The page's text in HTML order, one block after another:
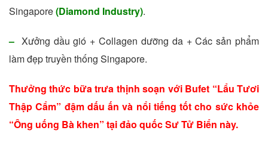
Singapore(Diamond Industry).
– Xưởng dầu gió + Collagen dưỡng da + Các sản phẩm
làm đẹp truyền thống Singapore.
Thưởng thức bữa trưa thịnh soạn với Bufet “Lẩu Tươi
Thập Cẩm” đậm dấu ấn và nổi tiếng tốt cho sức khỏe
“Ông uống Bà khen” tại đảo quốc Sư Tử Biển này.